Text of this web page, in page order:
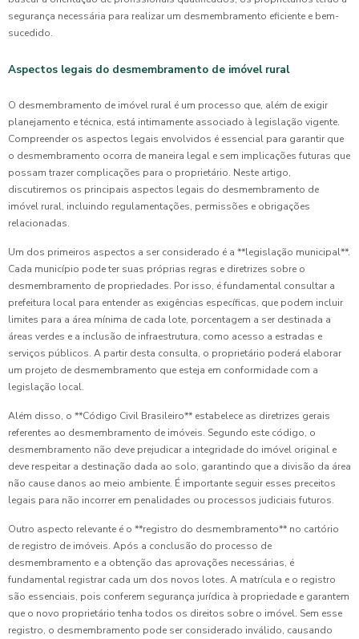
segurança necessária para realizar um desmembramento eficiente e bem-
sucedido.
Aspectos legais do desmembramento de imóvel rural
O desmembramento de imóvel rural é um processo que, além de exigir
planejamento e técnica, está intimamente associado à legislação vigente.
Compreender os aspectos legais envolvidos é essencial para garantir que
o desmembramento ocorra de maneira legal e sem implicações futuras que
possam trazer complicações para o proprietário. Neste artigo,
discutiremos os principais aspectos legais do desmembramento de
imóvel rural, incluindo regulamentações, permissões e obrigações
relacionadas.
Um dos primeiros aspectos a ser considerado é a **legislação municipal**.
Cada município pode ter suas próprias regras e diretrizes sobre o
desmembramento de propriedades. Por isso, é fundamental consultar a
prefeitura local para entender as exigências específicas, que podem incluir
limites para a área mínima de cada lote, porcentagem a ser destinada a
áreas verdes e a inclusão de infraestrutura, como acesso a estradas e
serviços públicos. A partir desta consulta, o proprietário poderá elaborar
um projeto de desmembramento que esteja em conformidade com a
legislação local.
Além disso, o **Código Civil Brasileiro** estabelece as diretrizes gerais
referentes ao desmembramento de imóveis. Segundo este código, o
desmembramento não deve prejudicar a integridade do imóvel original e
deve respeitar a destinação dada ao solo, garantindo que a divisão da área
não cause danos ao meio ambiente. É importante seguir esses preceitos
legais para não incorrer em penalidades ou processos judiciais futuros.
Outro aspecto relevante é o **registro do desmembramento** no cartório
de registro de imóveis. Após a conclusão do processo de
desmembramento e a obtenção das aprovações necessárias, é
fundamental registrar cada um dos novos lotes. A matrícula e o registro
são essenciais, pois conferem segurança jurídica à propriedade e garantem
que o novo proprietário tenha todos os direitos sobre o imóvel. Sem esse
registro, o desmembramento pode ser considerado inválido, causando